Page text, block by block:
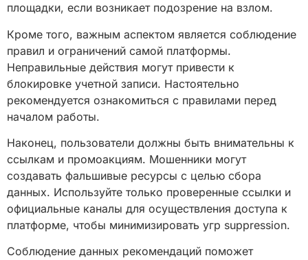
площадки, если возникает подозрение на взлом.
Кроме того, важным аспектом является соблюдение
правил и ограничений самой платформы.
Неправильные действия могут привести к
блокировке учетной записи. Настоятельно
рекомендуется ознакомиться с правилами перед
началом работы.
Наконец, пользователи должны быть внимательны к
ссылкам и промоакциям. Мошенники могут
создавать фальшивые ресурсы с целью сбора
данных. Используйте только проверенные ссылки и
официальные каналы для осуществления доступа к
платформе, чтобы минимизировать угр suppression.
Соблюдение данных рекомендаций поможет